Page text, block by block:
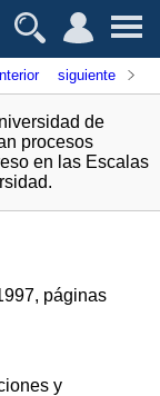
siguiente
de
procesos
en las Escalas
páginas
y